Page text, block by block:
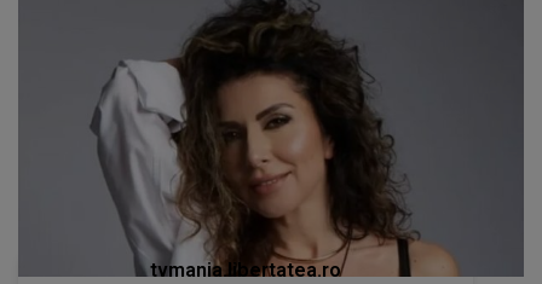
tvmania.libertatea.ro